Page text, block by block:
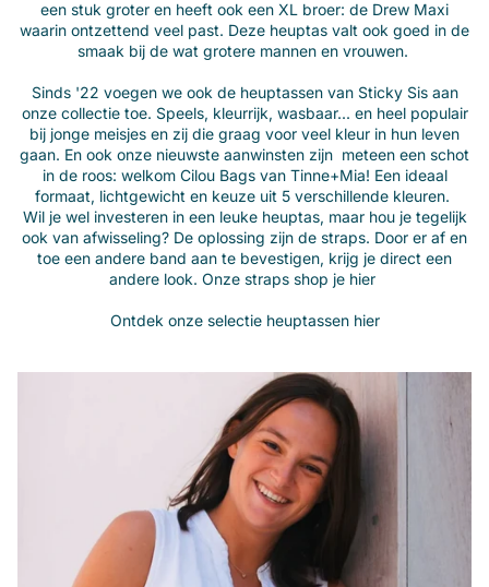
een stuk groter en heeft ook een XL broer: de Drew Maxi
waarin ontzettend veel past. Deze heuptas valt ook goed in de
smaak bij de wat grotere mannen en vrouwen.
Sinds '22 voegen we ook de heuptassen van Sticky Sisaan
onze collectie toe. Speels, kleurrijk, wasbaar... en heel populair
bij jonge meisjes en zij die graag voor veel kleur in hun leven
gaan. En ook onze nieuwste aanwinsten zijn meteen een schot
in de roos: welkom Cilou Bags van Tinne+Mia! Een ideaal
formaat, lichtgewicht en keuze uit 5 verschillende kleuren.
Wil je wel investeren in een leuke heuptas, maar hou je tegelijk
ook van afwisseling? De oplossing zijn de straps. Door er af en
toe een andere band aan te bevestigen, krijg je direct een
andere look. Onze straps shop je hier
Ontdek onze selectie heuptassen hier